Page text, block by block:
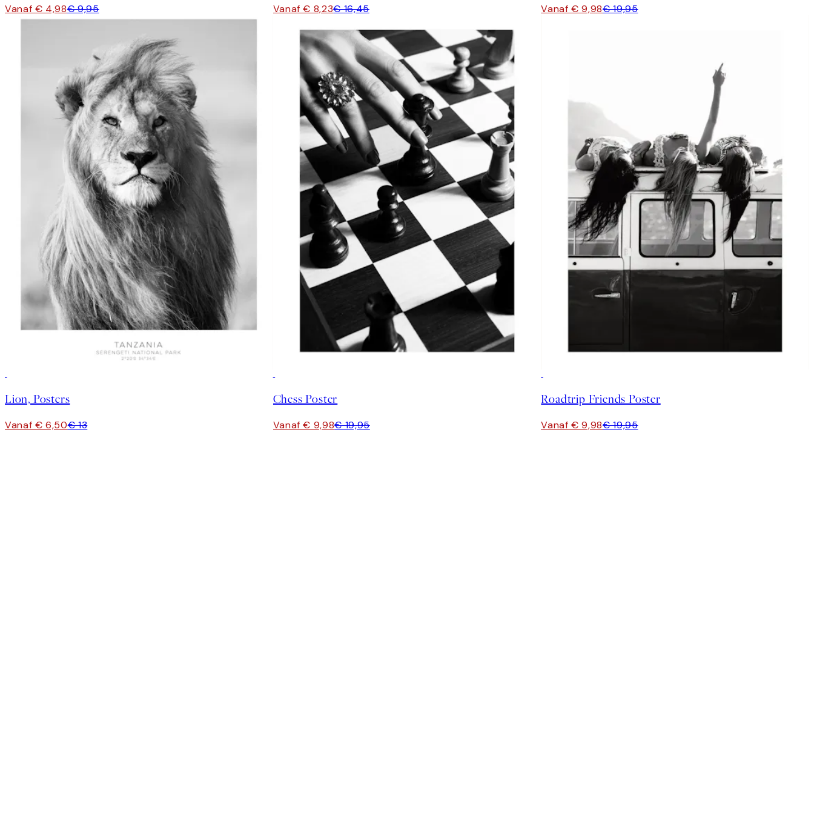
Vanaf € 4,98€ 9,95 Vanaf € 8,23€ 16,45 Vanaf € 9,98€ 19,95
Lion, Posters
Vanaf € 6,50€ 13
Chess Poster
Vanaf € 9,98€ 19,95
Roadtrip Friends Poster
Vanaf € 9,98€ 19,95